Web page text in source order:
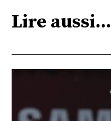
Lire aussi...